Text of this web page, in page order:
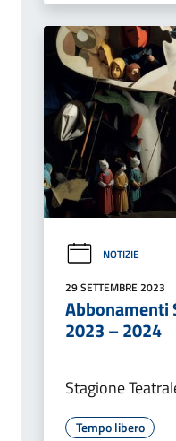
NOTIZIE
29 SETTEMBRE 2023
Abbonamenti
2023 – 2024
Stagione
Tempo libero